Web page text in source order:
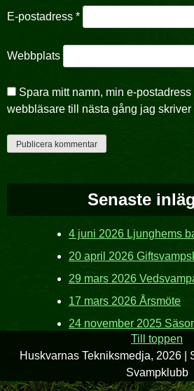
E-postadress *
Webbplats
Spara mitt namn, min e-
webbläsare till nästa gång jag skriver
Senaste
4 juni 2026 Ljunghems
20 april 2026
29 mars 2026
17 mars 2026 Årsmöte
24 november 2025
Till toppen
Huskvarnas Tekniksmedja, 2026
Svampklubb